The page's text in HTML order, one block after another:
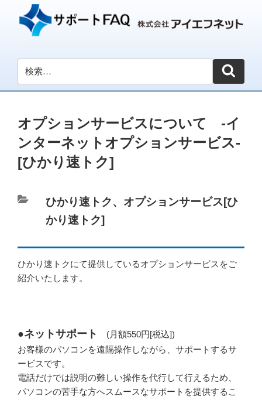
オプションサービスについて -イ
ンターネットオプションサービス-
[ひかり速トク]
カ
テ
ー
ひかり速トク、 オプションサービス[ひ
かり速トク]
ひかり速トクにて提供しているオプションサービスをご
紹介いたします。
●ネットサポート
(月額550円[税込])
お客様のパソコンを遠隔操作しながら、サポートするサ
ービスです。
電話だけでは説明の難しい操作を代行して行えるため、
パソコンの苦手な方へスムースなサポートを提供するこ